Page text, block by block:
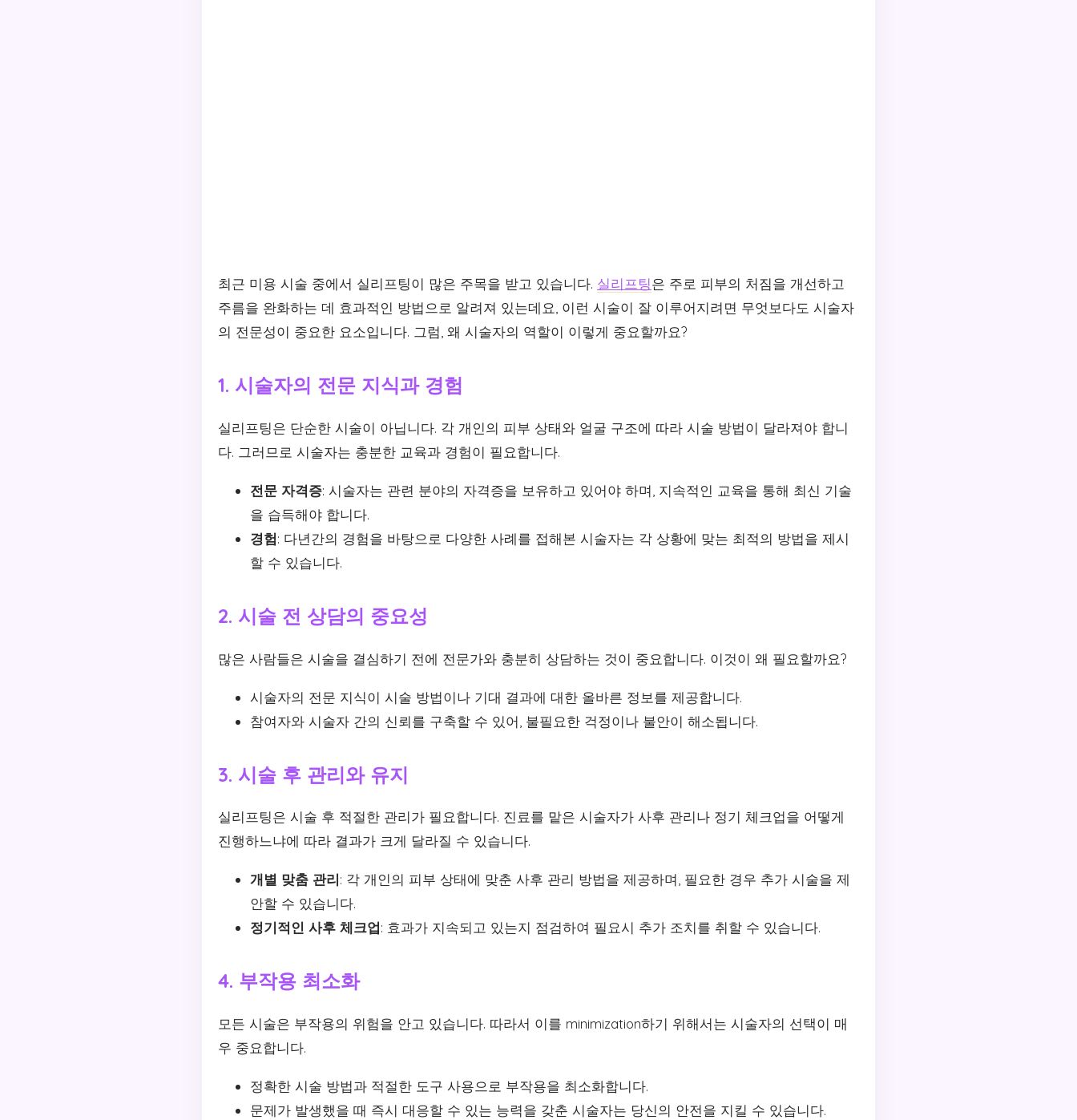
최근 미용 시술 중에서 실리프팅이 많은 주목을 받고 있습니다. 실리프팅은 주로 피부의 처짐을 개선하고
주름을 완화하는 데 효과적인 방법으로 알려져 있는데요, 이런 시술이 잘 이루어지려면 무엇보다도 시술자
의 전문성이 중요한 요소입니다. 그럼, 왜 시술자의 역할이 이렇게 중요할까요?
1. 시술자의 전문 지식과 경험
실리프팅은 단순한 시술이 아닙니다. 각 개인의 피부 상태와 얼굴 구조에 따라 시술 방법이 달라져야 합니
다. 그러므로 시술자는 충분한 교육과 경험이 필요합니다.
전문 자격증: 시술자는 관련 분야의 자격증을 보유하고 있어야 하며, 지속적인 교육을 통해 최신 기술
을 습득해야 합니다.
경험: 다년간의 경험을 바탕으로 다양한 사례를 접해본 시술자는 각 상황에 맞는 최적의 방법을 제시
할 수 있습니다.
2. 시술 전 상담의 중요성
많은 사람들은 시술을 결심하기 전에 전문가와 충분히 상담하는 것이 중요합니다. 이것이 왜 필요할까요?
시술자의 전문 지식이 시술 방법이나 기대 결과에 대한 올바른 정보를 제공합니다.
참여자와 시술자 간의 신뢰를 구축할 수 있어, 불필요한 걱정이나 불안이 해소됩니다.
3. 시술 후 관리와 유지
실리프팅은 시술 후 적절한 관리가 필요합니다. 진료를 맡은 시술자가 사후 관리나 정기 체크업을 어떻게
진행하느냐에 따라 결과가 크게 달라질 수 있습니다.
개별 맞춤 관리: 각 개인의 피부 상태에 맞춘 사후 관리 방법을 제공하며, 필요한 경우 추가 시술을 제
안할 수 있습니다.
정기적인 사후 체크업: 효과가 지속되고 있는지 점검하여 필요시 추가 조치를 취할 수 있습니다.
4. 부작용 최소화
모든 시술은 부작용의 위험을 안고 있습니다. 따라서 이를 minimization하기 위해서는 시술자의 선택이 매
우 중요합니다.
정확한 시술 방법과 적절한 도구 사용으로 부작용을 최소화합니다.
문제가 발생했을 때 즉시 대응할 수 있는 능력을 갖춘 시술자는 당신의 안전을 지킬 수 있습니다.